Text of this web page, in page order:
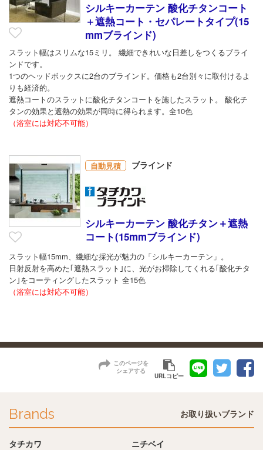
シルキーカーテン 酸化チタンコート
＋遮熱コート・セパレートタイプ(15
mmブラインド)
スラット幅はスリムな15ミリ。 繊細できれいな日差しをつくるブライ
ンドです。
1つのヘッドボックスに2台のブラインド。価格も2台別々に取付けるよ
りも経済的。
遮熱コートのスラットに酸化チタンコートを施したスラット。 酸化チ
タンの効果と遮熱の効果が同時に得られます。全10色
（浴室には対応不可能）
自動見積 ブラインド
シルキーカーテン 酸化チタン＋遮熱
コート(15mmブラインド)
スラット幅15mm、繊細な採光が魅力の「シルキーカーテン」。
日射反射を高めた｢遮熱スラット｣に、光がお掃除してくれる｢酸化チタ
ン｣をコーティングしたスラット 全15色
（浴室には対応不可能）
このページを
シェアする
URLコピー
Brands お取り扱いブランド
タチカワ
ニチベイ